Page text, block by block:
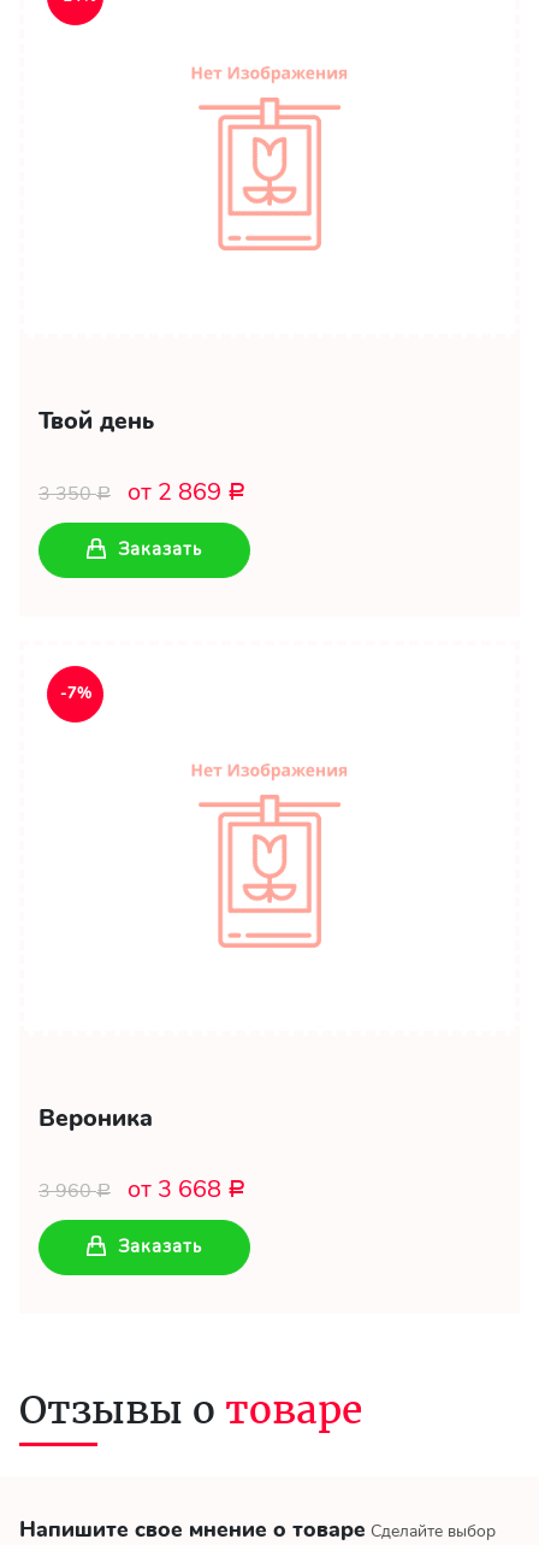
Твой день
3 350Р от 2 869 Р
Заказать
-7%
Вероника
3 960Р от 3 668 Р
Заказать
Напишите свое мнение о товаре Сделайте выбор
Отзывы о товаре